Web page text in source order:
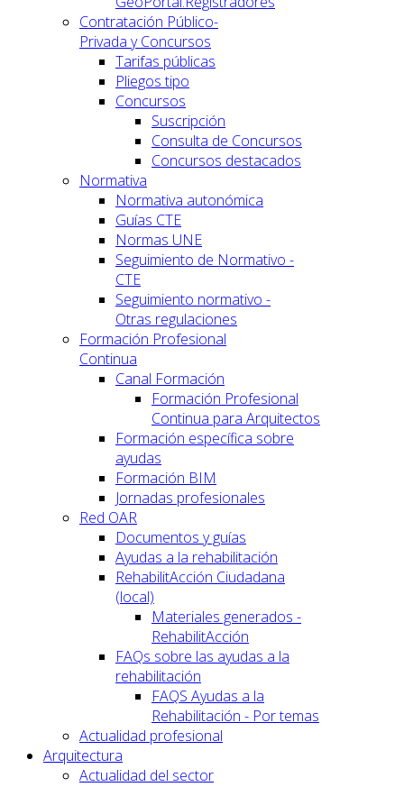
Contratación Público-
Privada y Concursos
Tarifas públicas
Pliegos tipo
Concursos
Suscripción
Consulta de Concursos
Concursos destacados
Normativa
Normativa autonómica
Guías CTE
Normas UNE
Seguimiento de Normativo -
CTE
Seguimiento normativo -
Otras regulaciones
Formación Profesional
Continua
Canal Formación
Formación Profesional
Continua para Arquitectos
Formación específica sobre
ayudas
Formación BIM
Jornadas profesionales
Red OAR
Documentos y guías
Ayudas a la rehabilitación
RehabilitAcción Ciudadana
(local)
Materiales generados -
RehabilitAcción
FAQs sobre las ayudas a la
rehabilitación
FAQS Ayudas a la
Rehabilitación - Por temas
Actualidad profesional
Arquitectura
Actualidad del sector